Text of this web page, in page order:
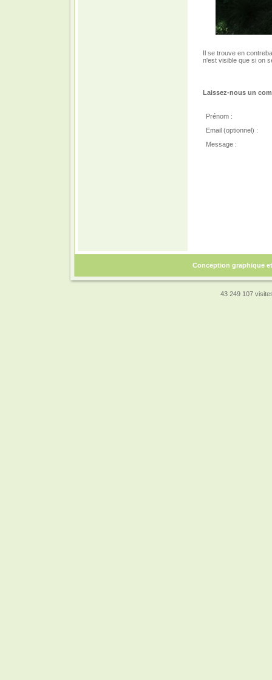
Il se trouve en
n'est visible que si on
Laissez-nous un
Prénom :
Email (optionnel) :
Message :
Conception graphique
43 249 107